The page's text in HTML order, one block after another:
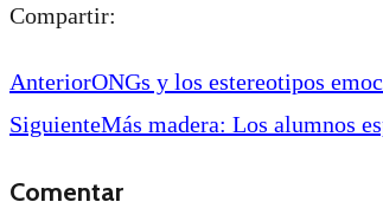
Compartir:
AnteriorONGs y los estereotipos
SiguienteMás madera: Los alumnos
Comentar